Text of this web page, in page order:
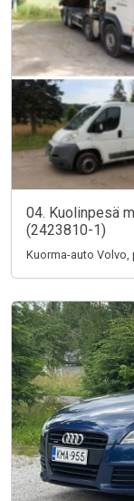
04. Kuolinpesä
(2423810-1)
Kuorma-auto Volvo,